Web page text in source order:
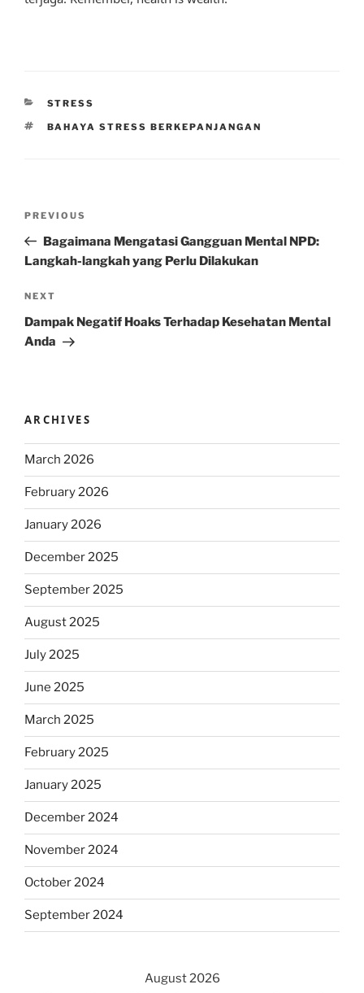
CATEGORIES
STRESS
TAGS
BAHAYA STRESS BERKEPANJANGAN
Previous
Post
PREVIOUS
Bagaimana Mengatasi Gangguan Mental NPD:
Langkah-langkah yang Perlu Dilakukan
Next
Post
NEXT
Dampak Negatif Hoaks Terhadap Kesehatan Mental
Anda
ARCHIVES
March 2026
February 2026
January 2026
December 2025
September 2025
August 2025
July 2025
June 2025
March 2025
February 2025
January 2025
December 2024
November 2024
October 2024
September 2024
August 2026